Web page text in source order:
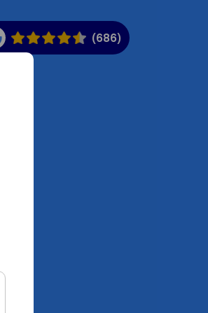
(686)